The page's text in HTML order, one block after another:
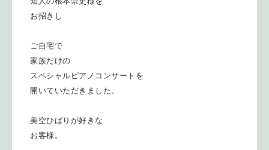
お招きし
ご自宅で
家族だけの
スペシャルピアノコンサートを
開いていただきました。
美空ひばりが好きな
お客様。